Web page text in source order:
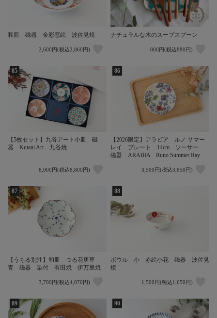
和皿 磁器 金彩窓絵 波佐見焼
2,600円(税込2,860円)
ナチュラルな木のスープスプーン
800円(税込880円)
85
【5枚セット】九谷アート小皿 磁
器 Kutani Art 九谷焼
8,000円(税込8,800円)
86
【2026限定】アラビア ルノ サマー
レイ プレート 14cm ソーサー
磁器 ARABIA Runo Summer Ray
3,500円(税込3,850円)
87
【うちる別注】和皿 つる花唐草
青 磁器 染付 有田焼 伊万里焼
3,700円(税込4,070円)
88
ボウル 小 赤絵小花 磁器 波佐見
焼
1,500円(税込1,650円)
89 90